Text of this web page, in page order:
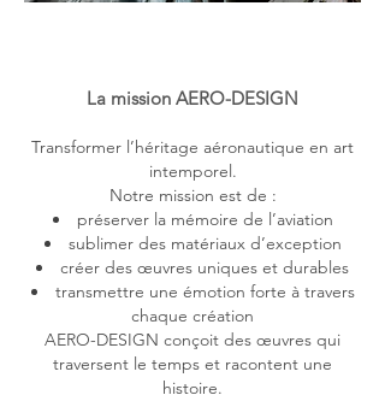
La mission AERO-DESIGN
Transformer l’héritage aéronautique en art
intemporel.
Notre mission est de :
préserver la mémoire de l’aviation
sublimer des matériaux d’exception
créer des œuvres uniques et durables
transmettre une émotion forte à travers
chaque création
AERO-DESIGN conçoit des œuvres qui
traversent le temps et racontent une
histoire.